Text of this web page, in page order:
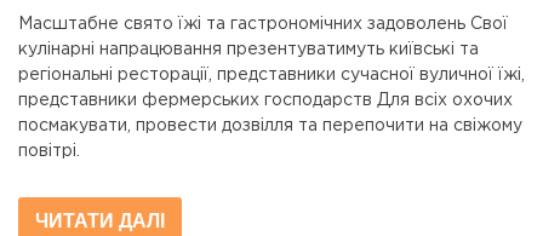
Масштабне свято їжі та гастрономічних задоволень Свої
кулінарні напрацювання презентуватимуть київські та
регіональні ресторації, представники сучасної вуличної їжі,
представники фермерських господарств Для всіх охочих
посмакувати, провести дозвілля та перепочити на свіжому
повітрі.
ЧИТАТИ ДАЛІ